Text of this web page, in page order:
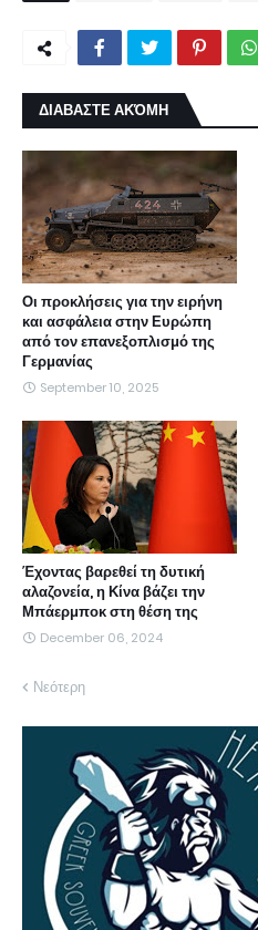
ΔΙΑΒΑΣΤΕ ΑΚΌΜΗ
Οι προκλήσεις για την ειρήνη
και ασφάλεια στην Ευρώπη
από τον επανεξοπλισμό της
Γερμανίας
September 10, 2025
Έχοντας βαρεθεί τη δυτική
αλαζονεία, η Κίνα βάζει την
Μπάερμποκ στη θέση της
December 06, 2024
Νεότερη